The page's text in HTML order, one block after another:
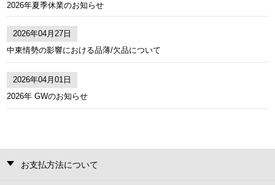
2026年夏季休業のお知らせ
2026年04月27日
中東情勢の影響における品薄/欠品について
2026年04月01日
2026年 GWのお知らせ
お支払方法について